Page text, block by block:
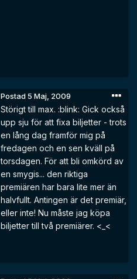
Postad5 Maj, 2009
Störigt till max. :blink: Gick också
upp sju för att fixa biljetter - trots
en lång dag framför mig på
fredagen och en sen kväll på
torsdagen. För att bli omkörd av
en smygis... den riktiga
premiären har bara lite mer än
halvfullt. Antingen är det premiär,
eller inte! Nu måste jag köpa
biljetter till två premiärer. <_<